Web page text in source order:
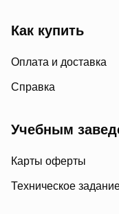
Как купить
Оплата и доставка
Справка
Учебным
Карты оферты
Техническое